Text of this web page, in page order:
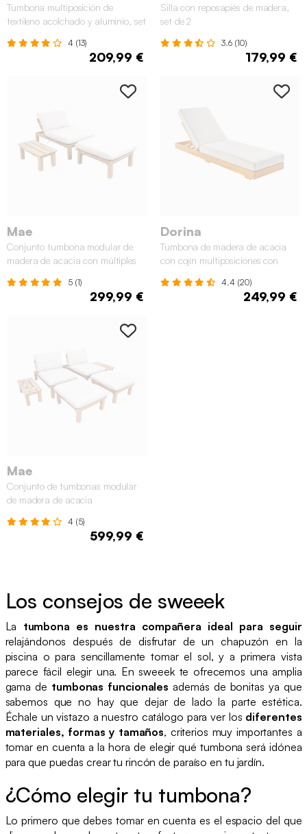
Tumbona multiposición de
textileno acolchado y aluminio, set
4 (13)
209,99 €
Silla con reposapiés de madera,
set de 2
3.6 (10)
179,99 €
Mae
Conjunto tumbona modular de
madera de acacia con múltiples
5 (1)
299,99 €
Dorina
Tumbona de madera de acacia
con cojín multiposiciones con
4.4 (20)
249,99 €
Mae
Conjunto de tumbonas modular
de madera de acacia
4 (5)
599,99 €
Los consejos de sweeek
La tumbona es nuestra compañera ideal para seguir
relajándonos después de disfrutar de un chapuzón en la
piscina o para sencillamente tomar el sol, y a primera vista
parece fácil elegir una. En sweeek te ofrecemos una amplia
gama de tumbonas funcionales además de bonitas ya que
sabemos que no hay que dejar de lado la parte estética.
Échale un vistazo a nuestro catálogo para ver los diferentes
materiales, formas y tamaños, criterios muy importantes a
tomar en cuenta a la hora de elegir qué tumbona será idónea
para que puedas crear tu rincón de paraíso en tu jardín.
¿Cómo elegir tu tumbona?
Lo primero que debes tomar en cuenta es el espacio del que